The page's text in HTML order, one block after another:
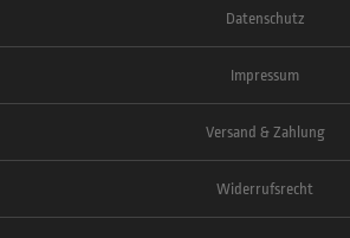
Datenschutz
Impressum
Versand & Zahlung
Widerrufsrecht